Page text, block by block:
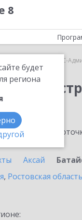
8
будет
региона
1С-
Аксай
, Ростовская область